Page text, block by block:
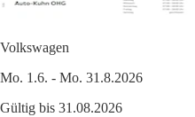
Volkswagen
Mo. 1.6. - Mo. 31.8.2026
Gültig bis 31.08.2026